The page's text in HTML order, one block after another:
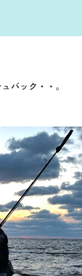
バック・・。